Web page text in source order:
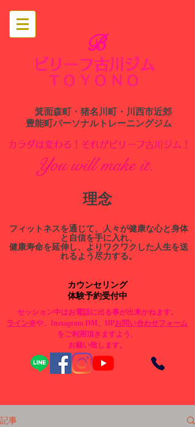
ビリーフ古川ジム
TOYONO
B
箕面森町・猪名川町・川西市近郊
​豊能町パーソナルトレーニングジム
​カラダは変わる！それがビリーフ古川ジム！
You will make it.
​理念
​フィットネスを通じて、人々が健康な心と身体
と自信を手に入れ、
健康寿命を延伸し、よりワクワクした人生を送
れるよう尽力する。
カウンセリング
体験予約受付中
セッション中はお電話に出る事が出来かねます。
​ライン＠や、Instagram DM、HPお問い合わせフォーム
をご利用頂きますよう、
お願い致します。
記事